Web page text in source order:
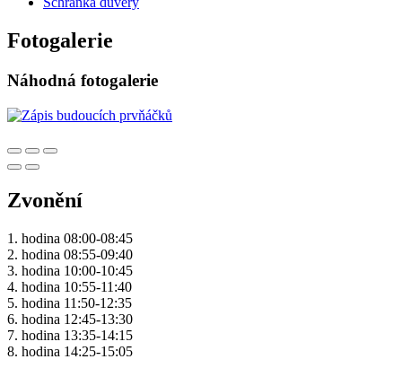
Fotogalerie
Náhodná fotogalerie
Zvonění
1. hodina 08:00-08:45
2. hodina 08:55-09:40
3. hodina 10:00-10:45
4. hodina 10:55-11:40
5. hodina 11:50-12:35
6. hodina 12:45-13:30
7. hodina 13:35-14:15
8. hodina 14:25-15:05